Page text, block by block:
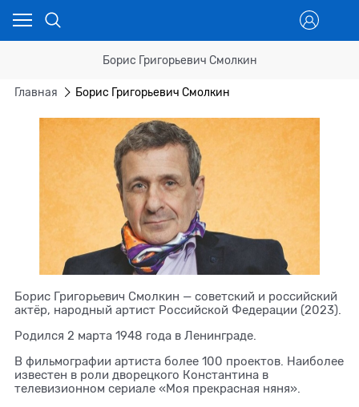
Борис Григорьевич Смолкин
Главная Борис Григорьевич Смолкин
Борис Григорьевич Смолкин — советский и российский
актёр, народный артист Российской Федерации (2023).
Родился 2 марта 1948 года в Ленинграде.
В фильмографии артиста более 100 проектов. Наиболее
известен в роли дворецкого Константина в
телевизионном сериале «Моя прекрасная няня».